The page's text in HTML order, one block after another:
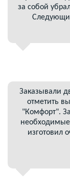
за собой
Заказывали
отметить
"Комфорт".
изготовил